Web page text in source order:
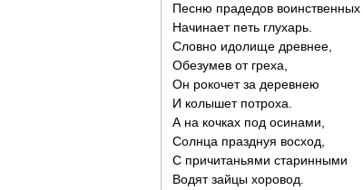
Песню прадедов воинственных
Начинает петь глухарь.
Словно идолище древнее,
Обезумев от греха,
Он рокочет за деревнею
И колышет потроха.
А на кочках под осинами,
Солнца празднуя восход,
С причитаньями старинными
Водят зайцы хоровод.